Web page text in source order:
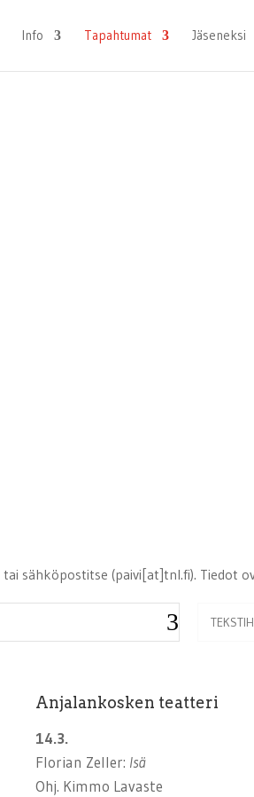
Info Tapahtumat Jäseneksi
tai sähköpostitse (paivi[at]tnl.fi). Tiedot
Anjalankosken teatteri
14.3.
Florian Zeller: Isä
Ohj. Kimmo Lavaste